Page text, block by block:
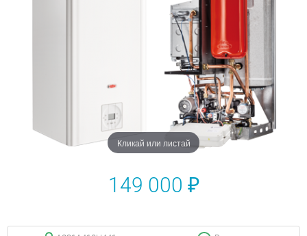
Кликай или листай
149 000 ₽